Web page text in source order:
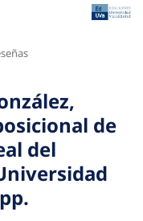
de
del